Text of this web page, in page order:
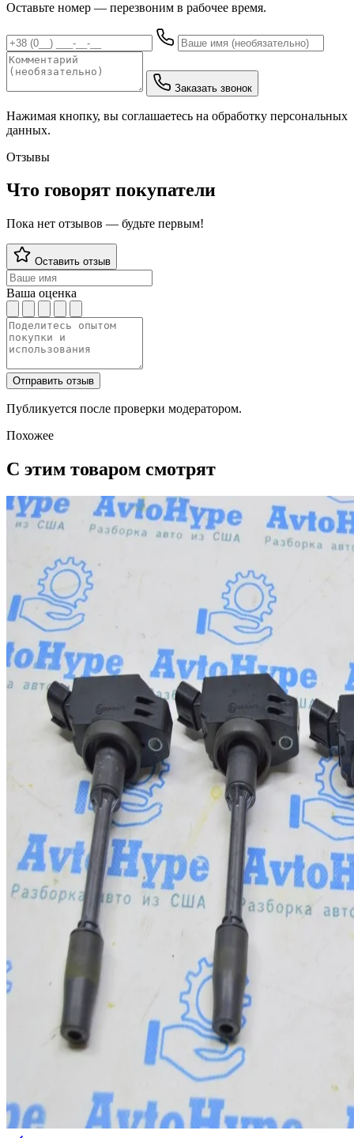
Оставьте номер — перезвоним в рабочее время.
Заказать звонок
Нажимая кнопку, вы соглашаетесь на обработку персональных
данных.
Отзывы
Что говорят покупатели
Пока нет отзывов — будьте первым!
Оставить отзыв
Ваша оценка
Отправить отзыв
Публикуется после проверки модератором.
Похожее
С этим товаром смотрят